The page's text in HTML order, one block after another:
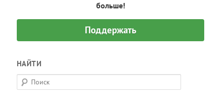
больше!
Поддержать
НАЙТИ
П
о